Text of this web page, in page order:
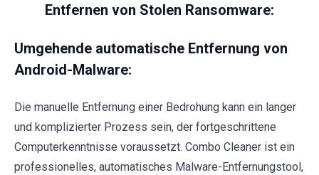
Entfernen von Stolen Ransomware:
Umgehende automatische Entfernung von
Android-Malware:
Die manuelle Entfernung einer Bedrohung kann ein langer
und komplizierter Prozess sein, der fortgeschrittene
Computerkenntnisse voraussetzt. Combo Cleaner ist ein
professionelles, automatisches Malware-Entfernungstool,